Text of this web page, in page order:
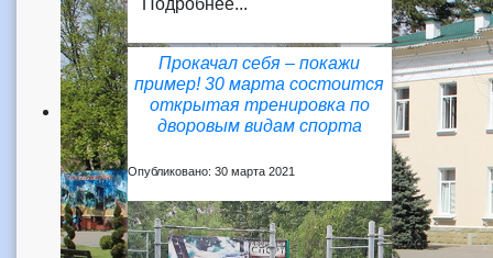
Подробнее...
Прокачал себя – покажи
пример! 30 марта состоится
открытая тренировка по
дворовым видам спорта
Опубликовано: 30 марта 2021